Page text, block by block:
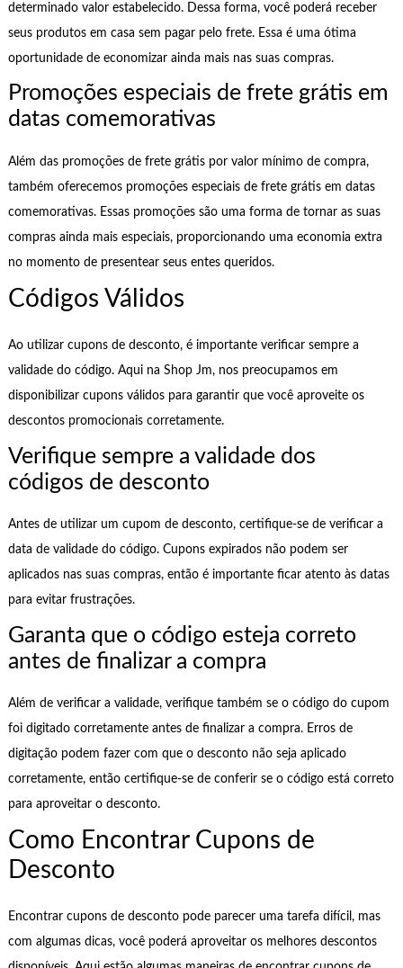
determinado valor estabelecido. Dessa forma, você poderá receber
seus produtos em casa sem pagar pelo frete. Essa é uma ótima
oportunidade de economizar ainda mais nas suas compras.
Promoções especiais de frete grátis em
datas comemorativas
Além das promoções de frete grátis por valor mínimo de compra,
também oferecemos promoções especiais de frete grátis em datas
comemorativas. Essas promoções são uma forma de tornar as suas
compras ainda mais especiais, proporcionando uma economia extra
no momento de presentear seus entes queridos.
Códigos Válidos
Ao utilizar cupons de desconto, é importante verificar sempre a
validade do código. Aqui na Shop Jm, nos preocupamos em
disponibilizar cupons válidos para garantir que você aproveite os
descontos promocionais corretamente.
Verifique sempre a validade dos
códigos de desconto
Antes de utilizar um cupom de desconto, certifique-se de verificar a
data de validade do código. Cupons expirados não podem ser
aplicados nas suas compras, então é importante ficar atento às datas
para evitar frustrações.
Garanta que o código esteja correto
antes de finalizar a compra
Além de verificar a validade, verifique também se o código do cupom
foi digitado corretamente antes de finalizar a compra. Erros de
digitação podem fazer com que o desconto não seja aplicado
corretamente, então certifique-se de conferir se o código está correto
para aproveitar o desconto.
Como Encontrar Cupons de
Desconto
Encontrar cupons de desconto pode parecer uma tarefa difícil, mas
com algumas dicas, você poderá aproveitar os melhores descontos